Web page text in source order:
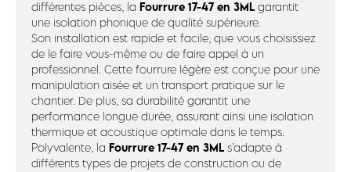
différentes pièces, la Fourrure 17-47 en 3ML garantit
une isolation phonique de qualité supérieure.
Son installation est rapide et facile, que vous choisissiez
de le faire vous-même ou de faire appel à un
professionnel. Cette fourrure légère est conçue pour une
manipulation aisée et un transport pratique sur le
chantier. De plus, sa durabilité garantit une
performance longue durée, assurant ainsi une isolation
thermique et acoustique optimale dans le temps.
Polyvalente, la Fourrure 17-47 en 3ML s’adapte à
différents types de projets de construction ou de